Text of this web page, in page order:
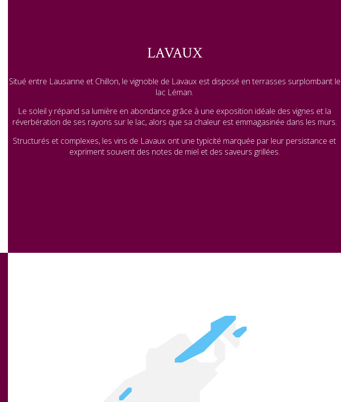
LAVAUX
Situé entre Lausanne et Chillon, le vignoble de Lavaux est disposé en terrasses surplombant le
lac Léman.
Le soleil y répand sa lumière en abondance grâce à une exposition idéale des vignes et la
réverbération de ses rayons sur le lac, alors que sa chaleur est emmagasinée dans les murs.
Structurés et complexes, les vins de Lavaux ont une typicité marquée par leur persistance et
expriment souvent des notes de miel et des saveurs grillées.